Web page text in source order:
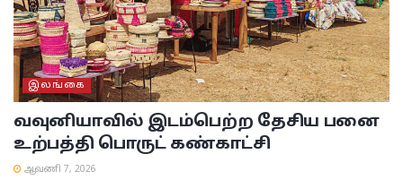
இலங்கை
வவுனியாவில் இடம்பெற்ற தேசிய பனை
உற்பத்தி பொருட் கண்காட்சி
ஆவணி 7, 2026